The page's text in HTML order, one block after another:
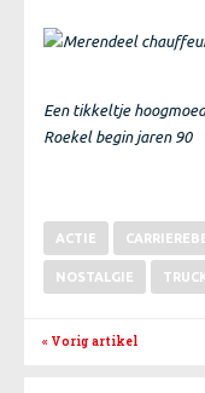
Een tikkeltje
Roekel begin jaren 90
ACTIE
NOSTALGIE
« Vorig artikel